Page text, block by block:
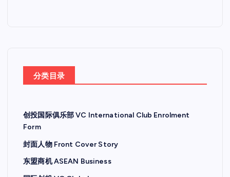
分类目录
创投国际俱乐部 VC International Club Enrolment
Form
封面人物 Front Cover Story
东盟商机 ASEAN Business